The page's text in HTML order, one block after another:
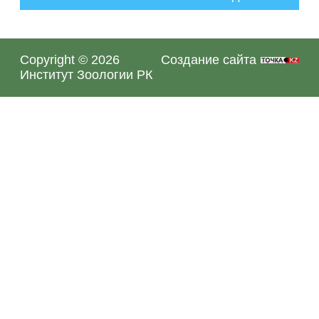
Copyright © 2026
Институт Зоологии РК
Создание сайта